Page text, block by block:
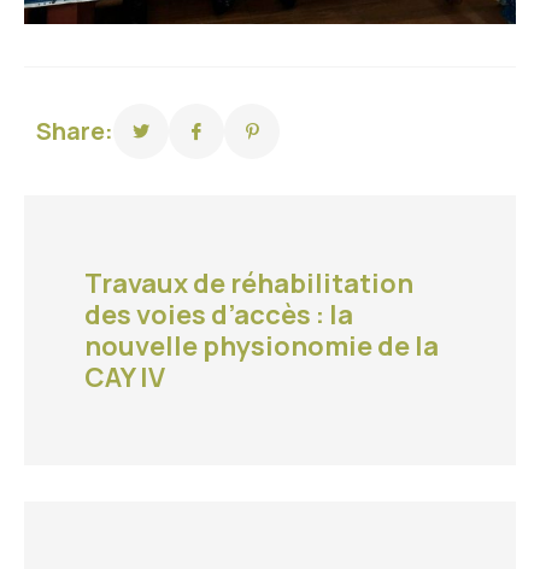
Share:
Travaux de réhabilitation
des voies d’accès : la
nouvelle physionomie de la
CAY IV